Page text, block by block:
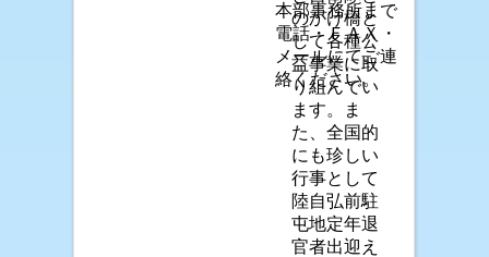
本部事務所まで
電話・ＦＡＸ・
メールにてご連
絡ください。
のかけ橋と
して各種公
益事業に取
り組んでい
ます。ま
た、全国的
にも珍しい
行事として
陸自弘前駐
屯地定年退
官者出迎え